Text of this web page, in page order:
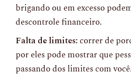
brigando ou em excesso
descontrole financeiro.
Falta de limites:correr de
por eles pode mostrar que
passando dos limites com você.